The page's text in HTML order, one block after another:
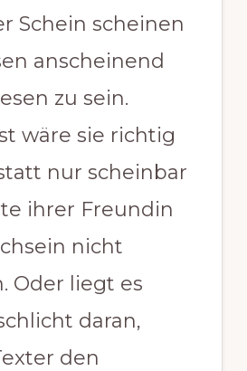
Schein scheinen
anscheinend
zu sein.
wäre sie richtig
nur scheinbar
ihrer Freundin
nicht
Oder liegt es
daran,
den